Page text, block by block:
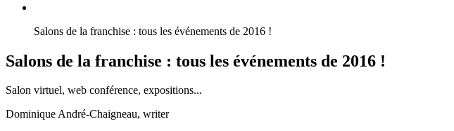
Salons de la franchise : tous les événements de 2016 !
Salons de la franchise : tous les événements de 2016 !
Salon virtuel, web conférence, expositions...
Dominique André-Chaigneau, writer